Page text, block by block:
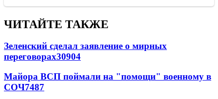
ЧИТАЙТЕ ТАКЖЕ
Зеленский сделал заявление о мирных
переговорах30904
Майора ВСП поймали на "помощи" военному в
СОЧ7487